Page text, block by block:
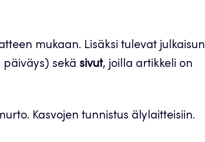
mukaan. Lisäksi tulevat julkaisun
sekä sivut, joilla artikkeli on
Kasvojen tunnistus älylaitteisiin.